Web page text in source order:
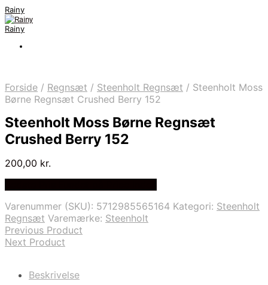
Rainy
Rainy
Forside / Regnsæt / Steenholt Regnsæt / Steenholt Moss
Børne Regnsæt Crushed Berry 152
Steenholt Moss Børne Regnsæt
Crushed Berry 152
200,00 kr.
Varenummer (SKU): 5712985565164 Kategori: Steenholt
Regnsæt Varemærke: Steenholt
Previous Product
Next Product
Beskrivelse